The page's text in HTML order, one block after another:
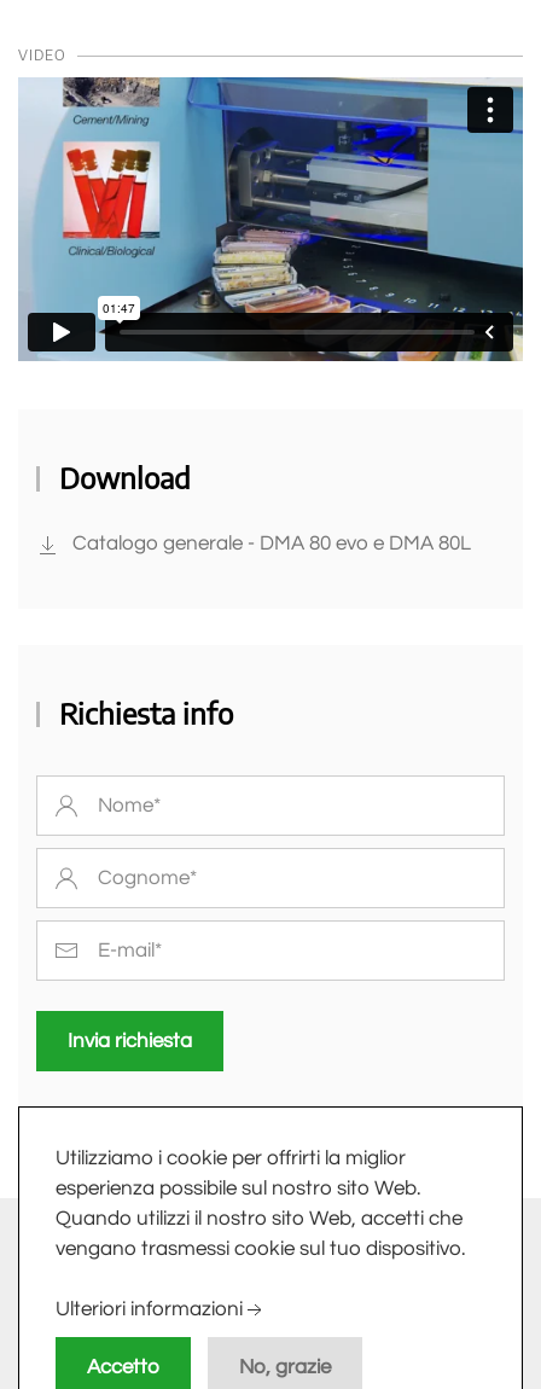
Utilizziamo i cookie per offrirti la miglior
esperienza possibile sul nostro sito Web.
Quando utilizzi il nostro sito Web, accetti che
vengano trasmessi cookie sul tuo dispositivo.
Ulteriori informazioni
Accetto No, grazie
VIDEO
Download
Catalogo generale - DMA 80 evo e DMA 80L
Richiesta info
Invia richiesta
info@fkv.it - Extranet
BOLDONE (BG) - PI/CF 01758800161
Privacy Policy Cookie Policy